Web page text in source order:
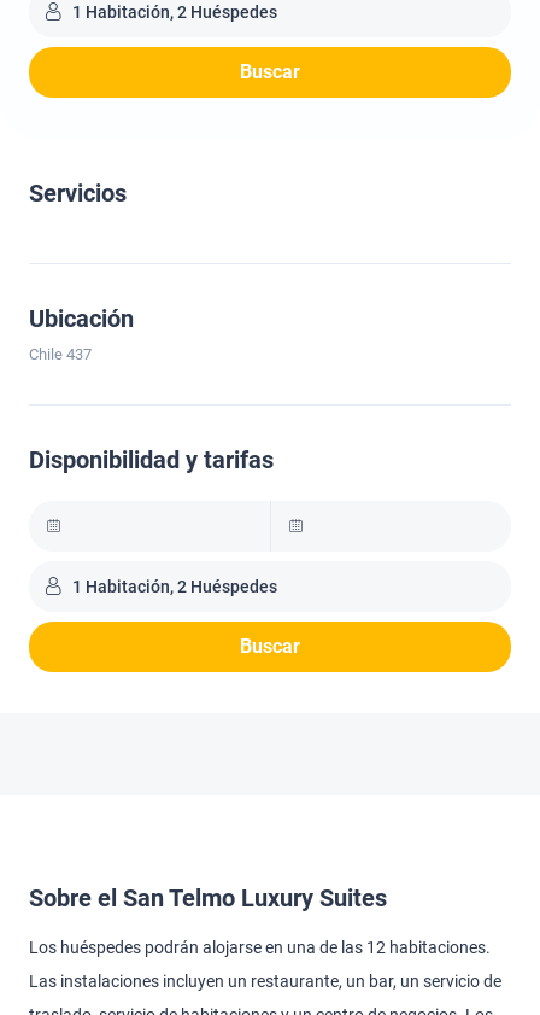
1 Habitación, 2 Huéspedes
Buscar
Servicios
Ubicación
Chile 437
Disponibilidad y tarifas
1 Habitación, 2 Huéspedes
Buscar
Sobre el San Telmo Luxury Suites
Los huéspedes podrán alojarse en una de las 12 habitaciones.
Las instalaciones incluyen un restaurante, un bar, un servicio de